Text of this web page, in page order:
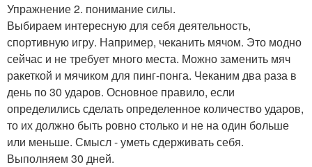
Упражнение 2. понимание силы.
Выбираем интересную для себя деятельность,
спортивную игру. Например, чеканить мячом. Это модно
сейчас и не требует много места. Можно заменить мяч
ракеткой и мячиком для пинг-понга. Чеканим два раза в
день по 30 ударов. Основное правило, если
определились сделать определенное количество ударов,
то их должно быть ровно столько и не на один больше
или меньше. Смысл - уметь сдерживать себя.
Выполняем 30 дней.